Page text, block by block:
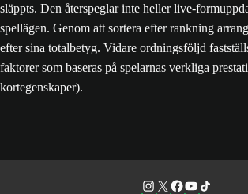
släppts. Den återspeglar inte heller live-
spellägen. Genom att sortera efter rankning
efter sina totalbetyg. Vidare ordningsföljd
faktorer som baseras på spelarnas verkliga
kortegenskaper).